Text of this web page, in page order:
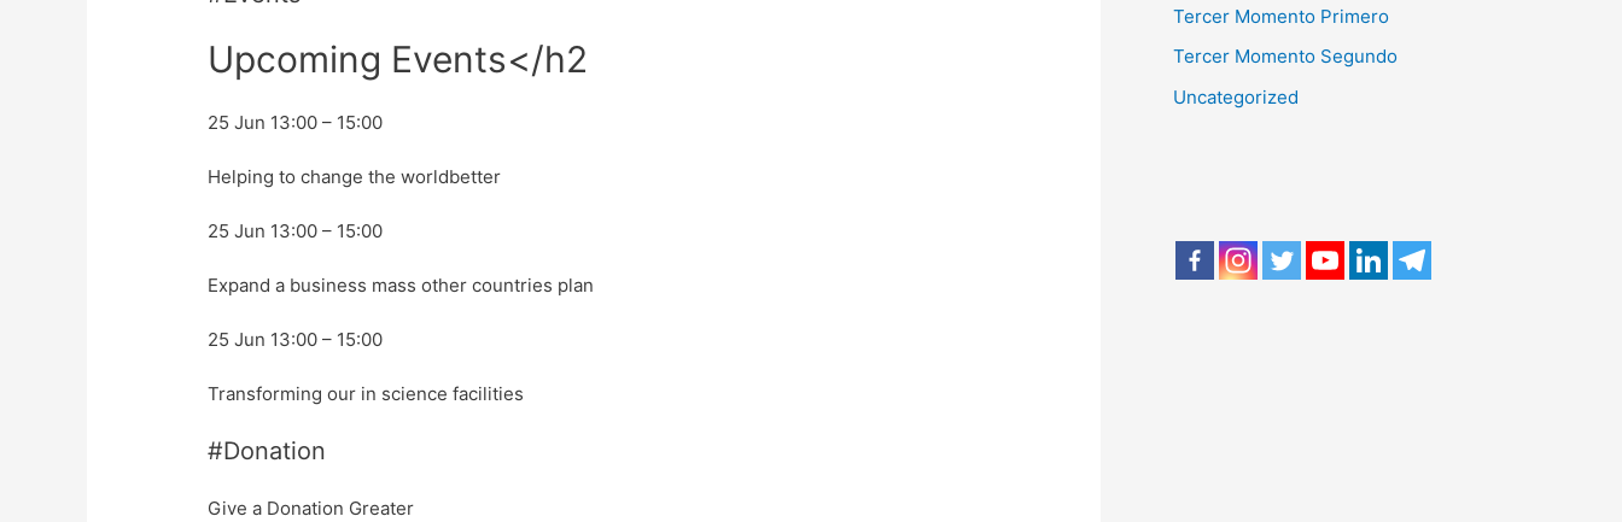
Upcoming Events</h2
25 Jun 13:00 – 15:00
Helping to change the worldbetter
25 Jun 13:00 – 15:00
Expand a business mass other countries plan
25 Jun 13:00 – 15:00
Transforming our in science facilities
#Donation
Give a Donation Greater
Tercer Momento Primero
Tercer Momento Segundo
Uncategorized